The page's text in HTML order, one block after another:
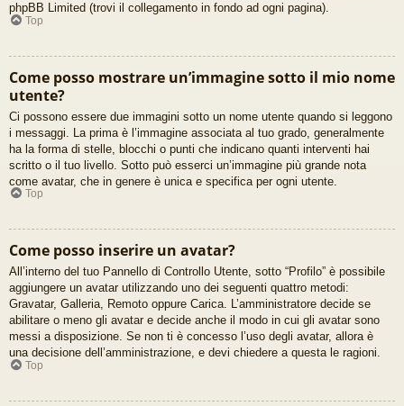
phpBB Limited (trovi il collegamento in fondo ad ogni pagina).
Top
Come posso mostrare un’immagine sotto il mio nome
utente?
Ci possono essere due immagini sotto un nome utente quando si leggono
i messaggi. La prima è l’immagine associata al tuo grado, generalmente
ha la forma di stelle, blocchi o punti che indicano quanti interventi hai
scritto o il tuo livello. Sotto può esserci un’immagine più grande nota
come avatar, che in genere è unica e specifica per ogni utente.
Top
Come posso inserire un avatar?
All’interno del tuo Pannello di Controllo Utente, sotto “Profilo” è possibile
aggiungere un avatar utilizzando uno dei seguenti quattro metodi:
Gravatar, Galleria, Remoto oppure Carica. L’amministratore decide se
abilitare o meno gli avatar e decide anche il modo in cui gli avatar sono
messi a disposizione. Se non ti è concesso l’uso degli avatar, allora è
una decisione dell’amministrazione, e devi chiedere a questa le ragioni.
Top